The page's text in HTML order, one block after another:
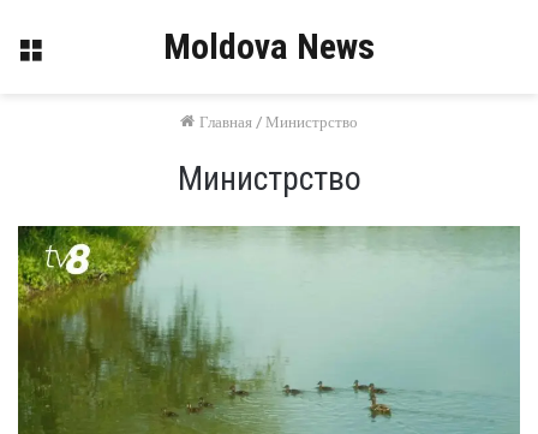
Меню Moldova News
Главная /Министрство
Министрство